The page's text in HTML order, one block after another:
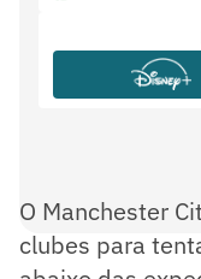
O Manchester
clubes para